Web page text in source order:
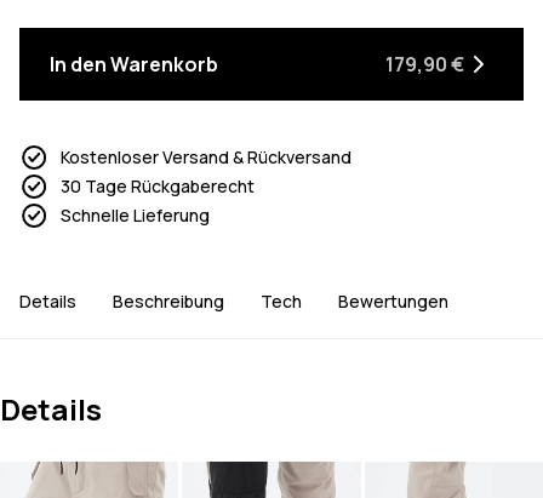
In den Warenkorb 179,90 €
Kostenloser Versand & Rückversand
30 Tage Rückgaberecht
Schnelle Lieferung
Details Beschreibung Tech Bewertungen
Details